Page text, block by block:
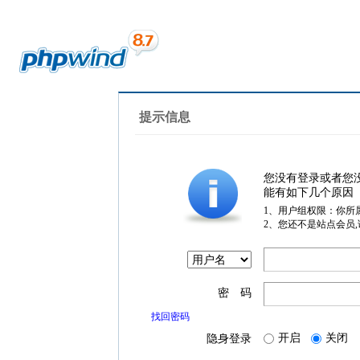
提示信息
您没有登录或者您
能有如下几个原因
1、用户组权限：你所
2、您还不是站点会员
密 码
找回密码
隐身登录 开启 关闭